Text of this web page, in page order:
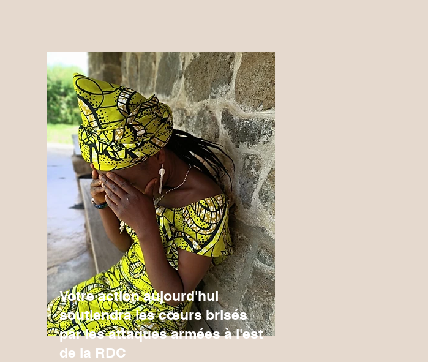
Votre action aujourd'hui
soutiendra les cœurs brisés
par les attaques armées à l'est
de la RDC